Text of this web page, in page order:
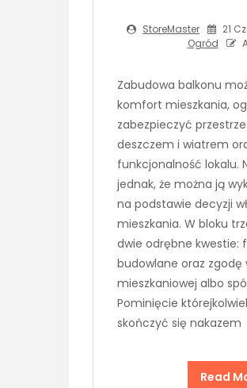
StoreMaster 21
Ogród
Zabudowa balkonu
komfort mieszkania,
zabezpieczyć
deszczem i wiatrem
funkcjonalność lokalu.
jednak, że można ją
na podstawie decyzji
mieszkania. W bloku
dwie odrębne kwestie:
budowlane oraz zgodę
mieszkaniowej albo
Pominięcie
skończyć się nakazem
Read